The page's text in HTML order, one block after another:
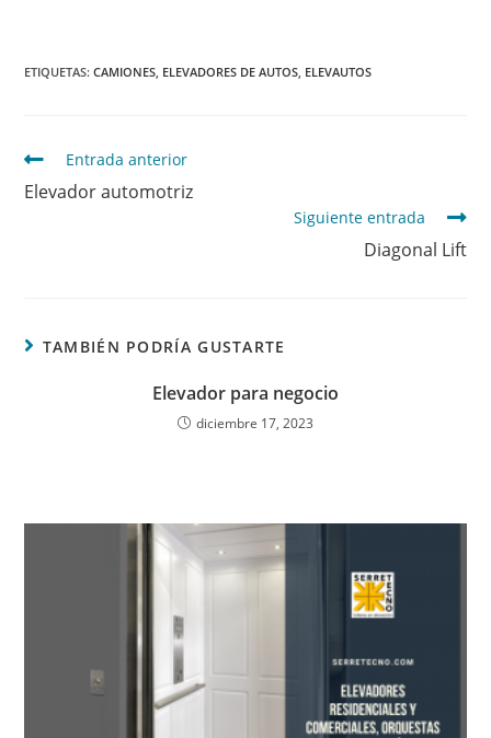
ETIQUETAS:CAMIONES, ELEVADORES DE AUTOS, ELEVAUTOS
Entrada anterior
Elevador automotriz
Siguiente entrada
Diagonal Lift
TAMBIÉN PODRÍA GUSTARTE
Elevador para negocio
diciembre 17, 2023